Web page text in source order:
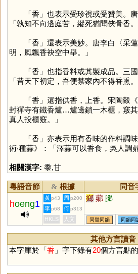
「香 」也表示受珍視或受贊美。
「孰知不向邊庭苦，縱死猶聞俠骨香。
「香 」還表示美妙。唐李白〈采
明，風飄香袂空中舉。」
「香 」也指香料或其製成品。三
「昔天下初定，吾便禁家內不得香熏。
「香 」還指供香，上香。宋陶穀
封禪寺有鐵香爐…爐邊鎖一木櫃，竅
真人投櫃竅。」
「香 」亦表示用有香味的作料調
術‧種蒜》：「澤蒜可以香食，吳人調
相關漢字: 黍,甘
粵語音節 & 根據 同音
hoeng1
黃 p43 周 p200 鄉 薌 膷
李 p68 何 p313
HKLS 人文 同聲同韻 同韻同
其他方言讀音
本字庫於「香 」字下錄有20個方言點